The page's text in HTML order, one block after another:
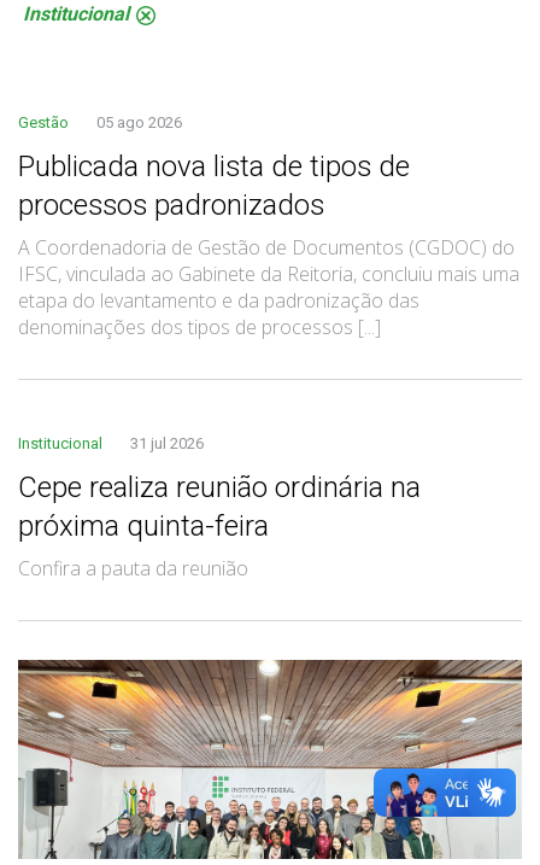
Institucional .
Gestão 05 ago 2026
Publicada nova lista de tipos de
processos padronizados
A Coordenadoria de Gestão de Documentos (CGDOC) do
IFSC, vinculada ao Gabinete da Reitoria, concluiu mais uma
etapa do levantamento e da padronização das
denominações dos tipos de processos [...]
Institucional 31 jul 2026
Cepe realiza reunião ordinária na
próxima quinta-feira
Confira a pauta da reunião